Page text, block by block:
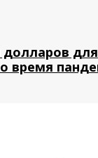
для
время